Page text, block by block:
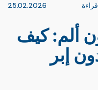
25.02.2026
ألم: كيف
إبر